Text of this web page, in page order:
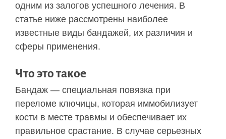
одним из залогов успешного лечения. В
статье ниже рассмотрены наиболее
известные виды бандажей, их различия и
сферы применения.
Что это такое
Бандаж — специальная повязка при
переломе ключицы, которая иммобилизует
кости в месте травмы и обеспечивает их
правильное срастание. В случае серьезных